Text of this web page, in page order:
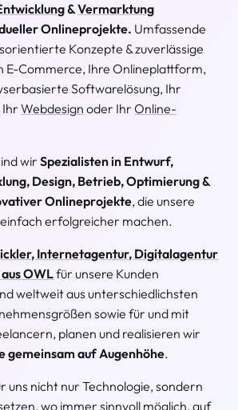
&Vermarktung
Onlineprojekte. Umfassende
Konzepte & zuverlässige
E-Commerce, Ihre Onlineplattform,
Softwarelösung, Ihr
IhrWebdesign oder IhrOnline-
wirSpezialisten in Entwurf,
Design, Betrieb, Optimierung &
Onlineprojekte, die unsere
einfach erfolgreicher machen.
Internetagentur, Digitalagentur
OWLfür unsere Kunden
weltweit aus unterschiedlichsten
sowie für und mit
planen und realisieren wir
gemeinsam auf Augenhöhe.
uns nicht nur Technologie, sondern
wo immer sinnvoll möglich, auf